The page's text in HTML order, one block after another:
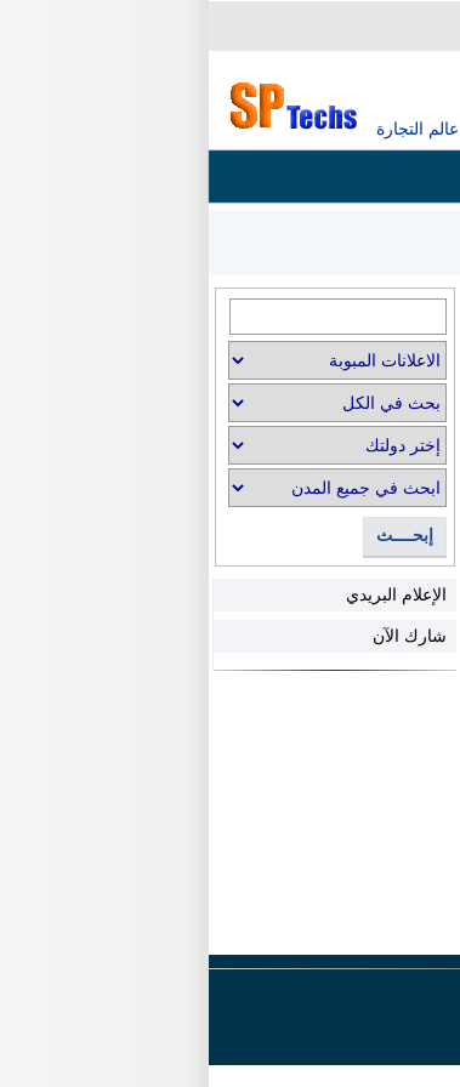
عالم التجارة
إبحــــث
الإعلام البريدي
شارك الآن